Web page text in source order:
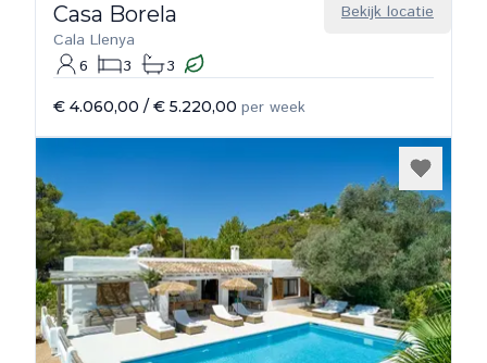
Bekijk locatie
Casa Borela
Cala Llenya
6
3 3
€ 4.060,00 / € 5.220,00 per week